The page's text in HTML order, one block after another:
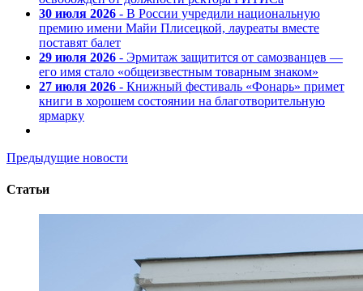
30 июля 2026 - В России учредили национальную
премию имени Майи Плисецкой, лауреаты вместе
поставят балет
29 июля 2026 - Эрмитаж защитится от самозванцев —
его имя стало «общеизвестным товарным знаком»
27 июля 2026 - Книжный фестиваль «Фонарь» примет
книги в хорошем состоянии на благотворительную
ярмарку
Предыдущие новости
Статьи